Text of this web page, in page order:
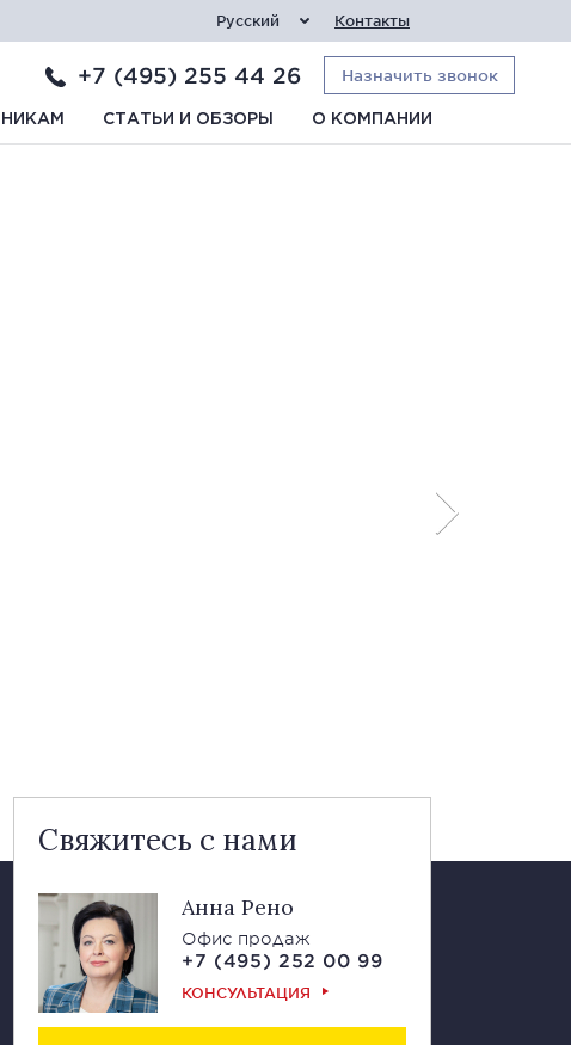
Русский Контакты
+7 (495) 255 44 26 Назначить звонок
СТАТЬИ И ОБЗОРЫ О КОМПАНИИ
Свяжитесь с нами
Анна Рено
Офис продаж
+7 (495) 252 00 99
КОНСУЛЬТАЦИЯ